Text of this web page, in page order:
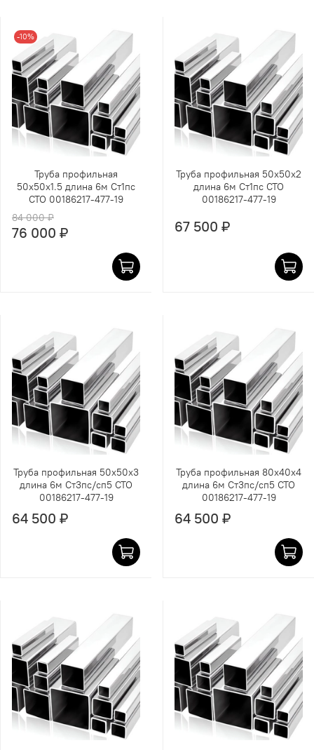
-10%
Труба профильная
50х50х1.5 длина 6м Ст1пс
СТО 00186217-477-19
84 000 ₽
76 000 ₽
Труба профильная 50х50х2
длина 6м Ст1пс СТО
00186217-477-19
67 500 ₽
Труба профильная 50х50х3
длина 6м Ст3пс/сп5 СТО
00186217-477-19
64 500 ₽
Труба профильная 80х40х4
длина 6м Ст3пс/сп5 СТО
00186217-477-19
64 500 ₽